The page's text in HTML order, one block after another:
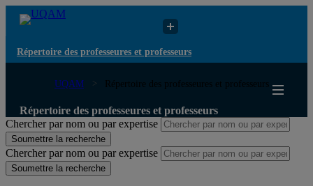
Répertoire des professeures et professeurs
UQAM Répertoire des professeures et professeurs
Répertoire des professeures et professeurs
Chercher par nom ou par expertise
Soumettre la recherche
Chercher par nom ou par expertise
Soumettre la recherche